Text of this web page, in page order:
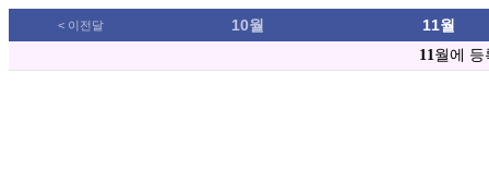
< 이전달 10월 11월
11월에 등